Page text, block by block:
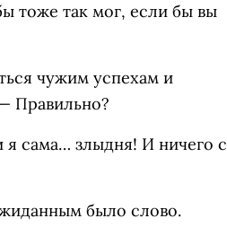
тоже так мог, если бы вы
чужим успехам и
Правильно?
я сама… злыдня! И ничего с
было слово.